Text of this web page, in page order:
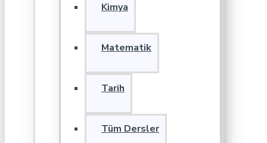
Kimya
Matematik
Tarih
Tüm Dersler